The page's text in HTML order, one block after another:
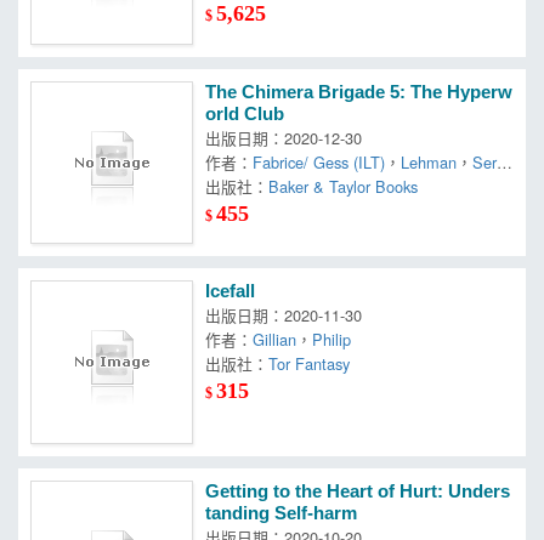
$5,625
The Chimera Brigade 5: The Hyperw
orld Club
出版日期：2020-12-30
作者： Fabrice/ Gess (ILT) ， Lehman ，Serg
e/ Colin
出版社： Baker & Taylor Books
$455
Icefall
出版日期：2020-11-30
作者：Gillian ， Philip
出版社：Tor Fantasy
$315
Getting to the Heart of Hurt: Unders
tanding Self-harm